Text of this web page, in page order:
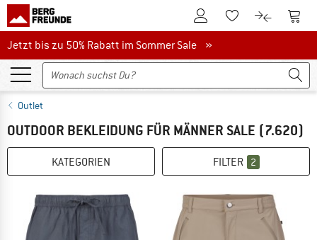
Zum KundenkontoZum Merkzettel.
Zum Zum
Jetzt bis zu 50% Rabatt im Sommer Sale
Jetzt bis zu 50% Rabatt im Sommer Sale »
Outlet
OUTDOOR BEKLEIDUNG FÜR MÄNNER SALE (7.620)
KATEGORIEN FILTER 2